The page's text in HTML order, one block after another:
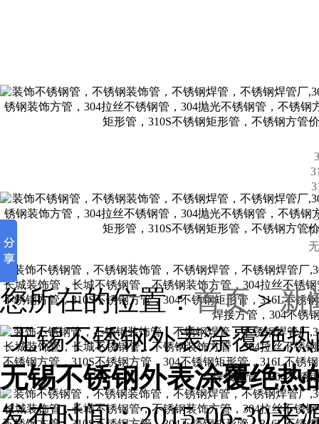
不
您所在的位置：首页>新
无锡不锈钢外表涂覆绝
无锡不锈钢外表涂覆绝热
发布时间：2015-06-30来